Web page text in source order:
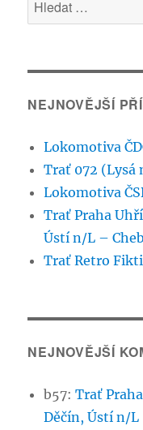
NEJNOVĚJŠÍ
Lokomotiva
Trať 072 (Lysá
Lokomotiva
Trať Praha
Ústí n/L – Cheb
Trať Retro
NEJNOVĚJŠÍ
b57:Trať
Děčín, Ústí n/L